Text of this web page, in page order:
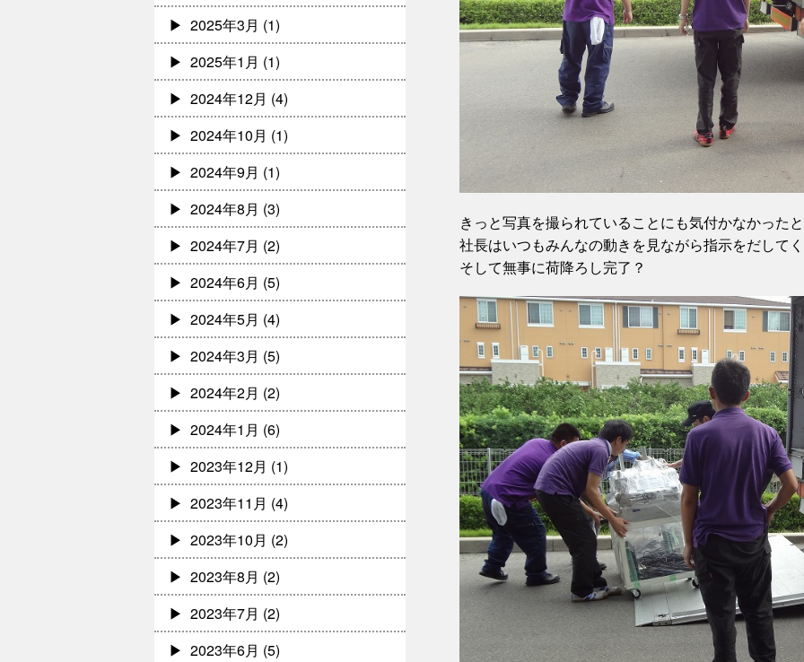
きっと写真を撮られていることにも気付かなかった
社長はいつもみんなの動きを見ながら指示をだして
そして無事に荷降ろし完了？
2025年3月 (1)
2025年1月 (1)
2024年12月 (4)
2024年10月 (1)
2024年9月 (1)
2024年8月 (3)
2024年7月 (2)
2024年6月 (5)
2024年5月 (4)
2024年3月 (5)
2024年2月 (2)
2024年1月 (6)
2023年12月 (1)
2023年11月 (4)
2023年10月 (2)
2023年8月 (2)
2023年7月 (2)
2023年6月 (5)